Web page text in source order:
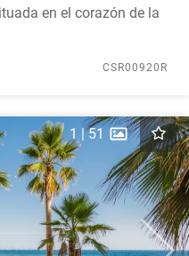
en el corazón de la
CSR00920R
1 |51